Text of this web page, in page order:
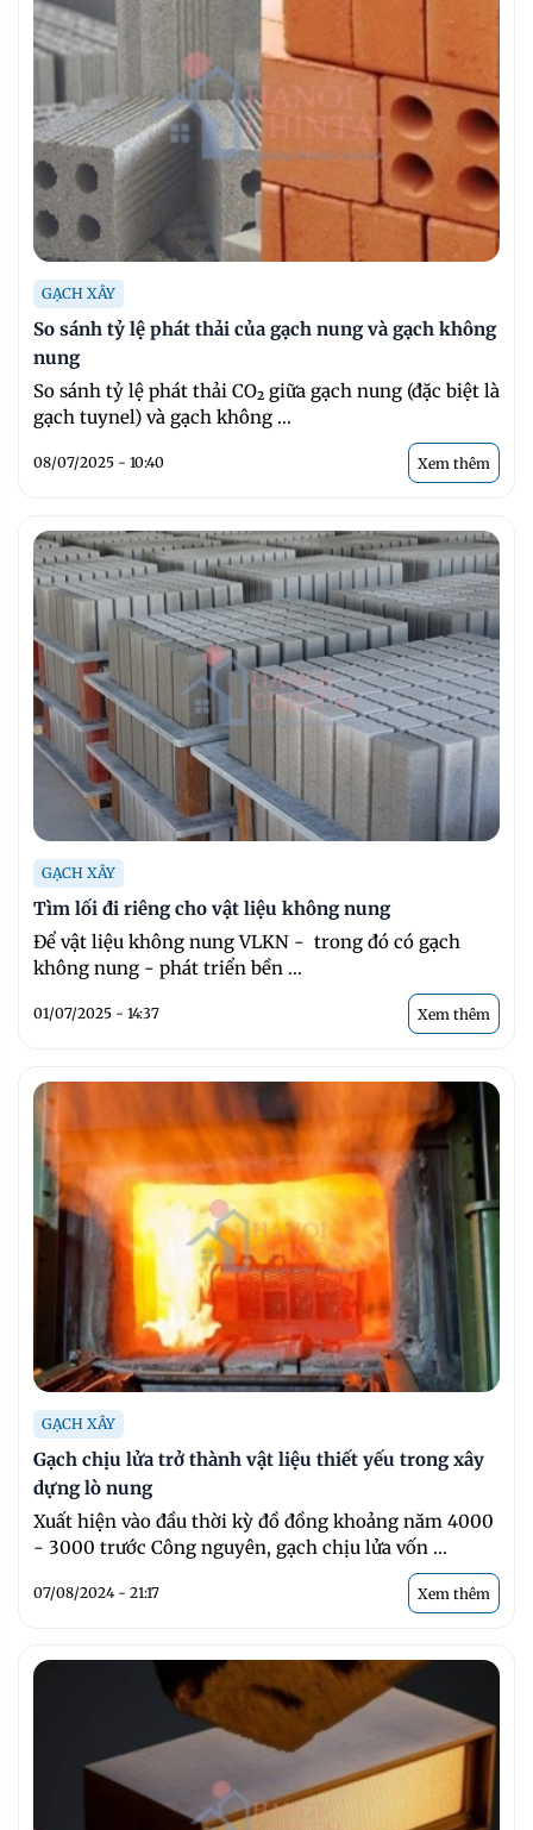
GẠCH XÂY
So sánh tỷ lệ phát thải của gạch nung và gạch không
nung
So sánh tỷ lệ phát thải CO₂ giữa gạch nung (đặc biệt là
gạch tuynel) và gạch không ...
08/07/2025 - 10:40 Xem thêm
GẠCH XÂY
Tìm lối đi riêng cho vật liệu không nung
Để vật liệu không nung VLKN - trong đó có gạch
không nung - phát triển bền ...
01/07/2025 - 14:37 Xem thêm
GẠCH XÂY
Gạch chịu lửa trở thành vật liệu thiết yếu trong xây
dựng lò nung
Xuất hiện vào đầu thời kỳ đồ đồng khoảng năm 4000
- 3000 trước Công nguyên, gạch chịu lửa vốn ...
07/08/2024 - 21:17 Xem thêm